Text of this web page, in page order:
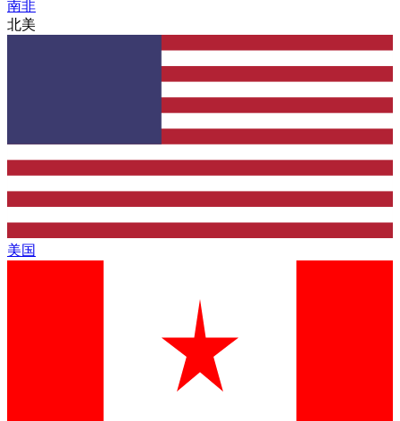
南非
北美
美国